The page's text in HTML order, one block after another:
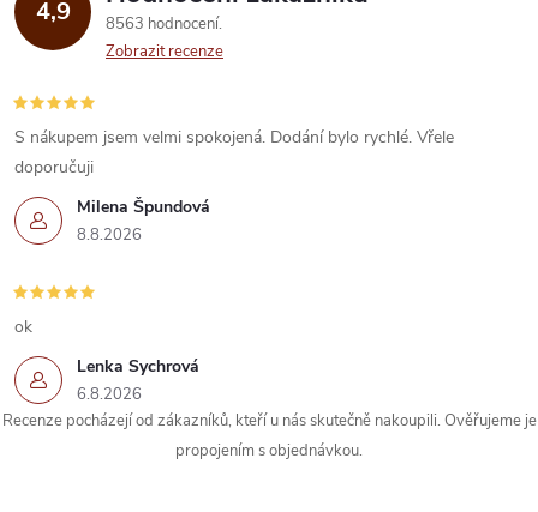
4,9
8563 hodnocení
Zobrazit recenze
Milena Špundová
8.8.2026
S nákupem jsem velmi spokojená. Dodání bylo rychlé. Vřele
doporučuji
Lenka Sychrová
6.8.2026
ok
Recenze pocházejí od zákazníků, kteří u nás skutečně nakoupili. Ověřujeme je
propojením s objednávkou.